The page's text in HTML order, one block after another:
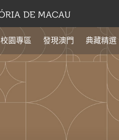
校園專區 發現澳門 典藏精選